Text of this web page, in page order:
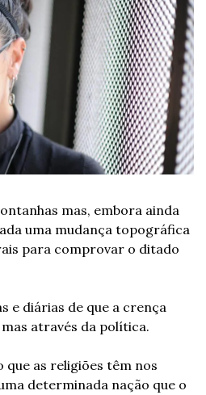
mas, embora ainda
uma mudança topográfica
para comprovar o ditado
e diárias de que a crença
através da política.
as religiões têm nos
determinada nação que o